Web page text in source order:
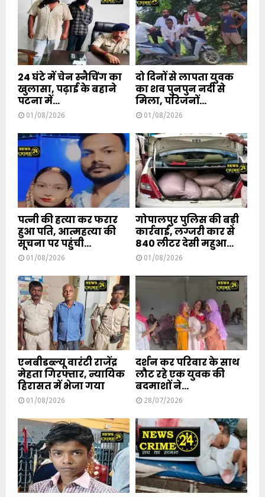
24 घंटे में चेन स्नैचिंग का
खुलासा, पढ़ाई के बहाने
पटना में...
01/08/2026
दो दिनों से लापता युवक
का शव पुनपुन नदी से
मिला, परिजनों...
01/08/2026
पत्नी की हत्या कर फरार
हुआ पति, आत्महत्या की
सूचना पर पहुंची...
01/08/2026
गोपालपुर पुलिस की बड़ी
कार्रवाई, लग्जरी कार से
840 लीटर देसी महुआ...
01/08/2026
एनबीडब्ल्यू वारंटी राजेंद्र
मेहता गिरफ्तार, न्यायिक
हिरासत में भेजा गया
01/08/2026
दर्शन कर परिवार के साथ
लौट रहे एक युवक की
बदमाशों ने...
28/07/2026